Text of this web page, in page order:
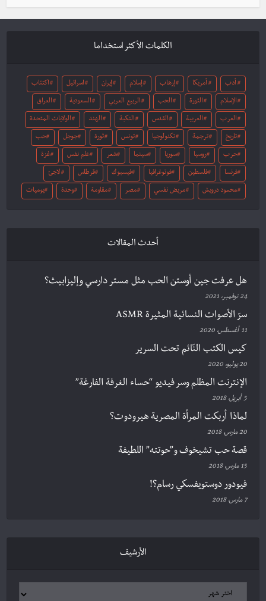
الكلمات الأكثر استخداما
أدب أمريكا إرهاب إسلام إيران اسرائيل اكتئاب
الإسلام الثورة الحب الربيع العربي السعودية العراق
العرب العربية القدس النكبة الهند الولايات المتحدة
تاريخ ترجمة تكنولوجيا تونس ثورة جوجل حب
حرب روسيا سوريا سينما شعر علم نفس غزة
فرنسا فلسطين فوتوغرافيا فيسبوك قرطاس لاجئ
محمود درويش مريض نفسي مصر مقاومة وحدة يوميات
أحدث المقالات
هل عرفت جين أوستن الحب مثل مستر دارسي وإليزابيث؟
24 نوفمبر، 2021
سرّ الأصوات النسائية المثيرة ASMR
11 أغسطس، 2020
كيس الكتب النّائم تحت السرير
20 يوليو، 2020
الإنترنت المظلم وسر فيديو “حساء الغرفة الفارغة”
5 أبريل، 2018
لماذا أربكت المرأة المصرية هيرودوت؟
20 مارس، 2018
قصة حب تشيخوف و”حوتته” اللطيفة
15 مارس، 2018
فيودور دوستويفسكي رسام؟!
7 مارس، 2018
الأرشيف